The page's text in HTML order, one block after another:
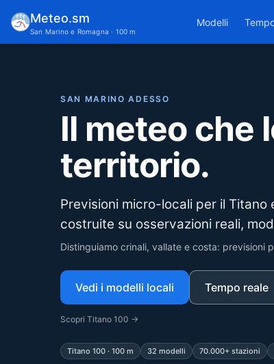
Meteo.sm
San Marino e Romagna · 100 m
Modelli
SAN MARINO ADESSO
Il meteo che
territorio.
Previsioni micro-locali per il Titano
costruite su osservazioni reali,
Distinguiamo crinali, vallate e costa: previsioni
Vedi i modelli locali Tempo reale
Scopri Titano 100 →
Titano 100 · 100 m 32 modelli 70.000+ stazioni